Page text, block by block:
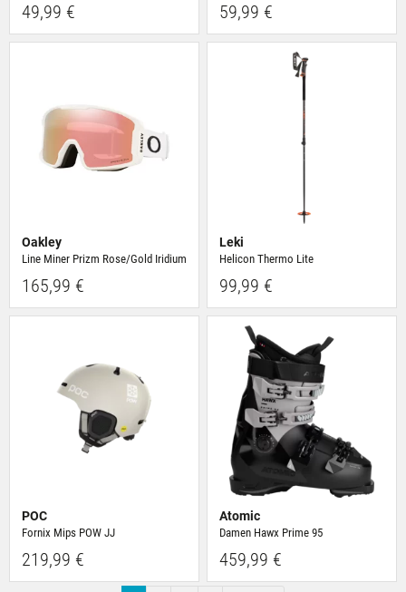
49,99 € 59,99 €
Oakley
Line Miner Prizm Rose/Gold Iridium
165,99 €
Leki
Helicon Thermo Lite
99,99 €
POC
Fornix Mips POW JJ
219,99 €
Atomic
Damen Hawx Prime 95
459,99 €